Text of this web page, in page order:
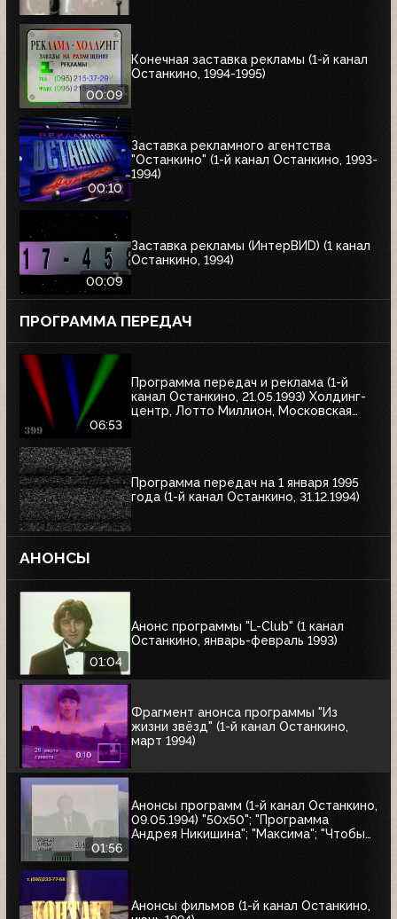
00:09
Конечная заставка рекламы (1-й канал
Останкино, 1994-1995)
00:10
Заставка рекламного агентства
"Останкино" (1-й канал Останкино, 1993-
1994)
00:09
Заставка рекламы (ИнтерВИD) (1 канал
Останкино, 1994)
ПРОГРАММА ПЕРЕДАЧ
06:53
Программа передач и реклама (1-й
канал Останкино, 21.05.1993) Холдинг-
центр, Лотто Миллион, Московская
Программа передач на 1 января 1995
года (1-й канал Останкино, 31.12.1994)
АНОНСЫ
01:04
Анонс программы "L-Club" (1 канал
Останкино, январь-февраль 1993)
Фрагмент анонса программы "Из
жизни звёзд" (1-й канал Останкино,
март 1994)
01:56
Анонсы программ (1-й канал Останкино,
09.05.1994) "50x50"; "Программа
Андрея Никишина"; "Максима"; "Чтобы
Анонсы фильмов (1-й канал Останкино,